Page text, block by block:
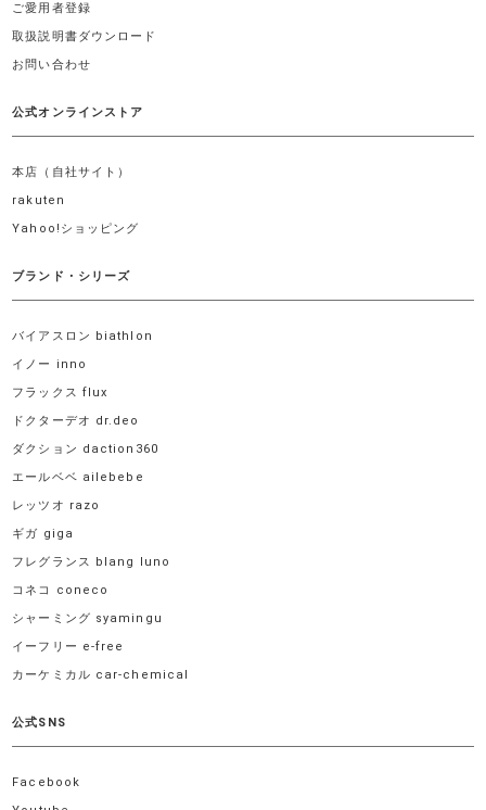
ご愛用者登録
取扱説明書ダウンロード
お問い合わせ
公式オンラインストア
本店（自社サイト）
rakuten
Yahoo!ショッピング
ブランド・シリーズ
バイアスロン biathlon
イノー inno
フラックス flux
ドクターデオ dr.deo
ダクション daction360
エールベベ ailebebe
レッツオ razo
ギガ giga
フレグランス blang luno
コネコ coneco
シャーミング syamingu
イーフリー e-free
カーケミカル car-chemical
公式SNS
Facebook